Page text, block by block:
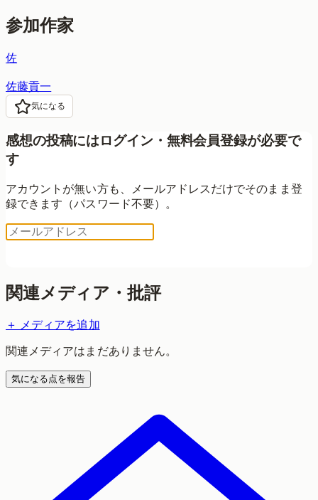
参加作家
佐
佐藤貢一
気になる
感想の投稿にはログイン・無料会員登録が必要で
す
アカウントが無い方も、メールアドレスだけでそのまま登
録できます（パスワード不要）。
関連メディア・批評
＋ メディアを追加
関連メディアはまだありません。
気になる点を報告